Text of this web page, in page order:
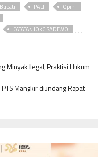
Bupati PALI
Opini
,,
CATATAN JOKO SADEWO ,
Minyak Ilegal, Praktisi Hukum:
PTS Mangkir diundang Rapat